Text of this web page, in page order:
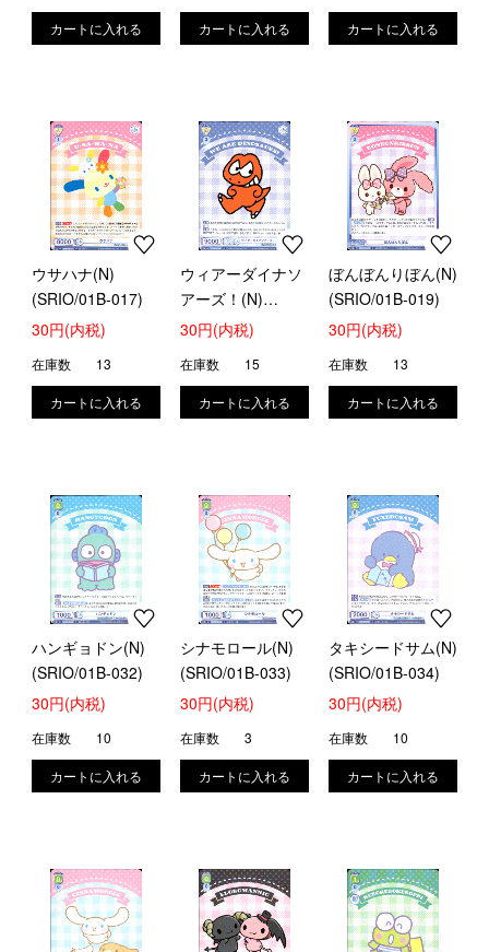
ウサハナ(N)
(SRIO/01B-017)
30円(内税)
在庫数 13
ウィアーダイナソ
アーズ！(N)
(SRIO/01B-018)
30円(内税)
在庫数 15
ぼんぼんりぼん(N)
(SRIO/01B-019)
30円(内税)
在庫数 13
ハンギョドン(N)
(SRIO/01B-032)
30円(内税)
在庫数 10
シナモロール(N)
(SRIO/01B-033)
30円(内税)
在庫数 3
タキシードサム(N)
(SRIO/01B-034)
30円(内税)
在庫数 10